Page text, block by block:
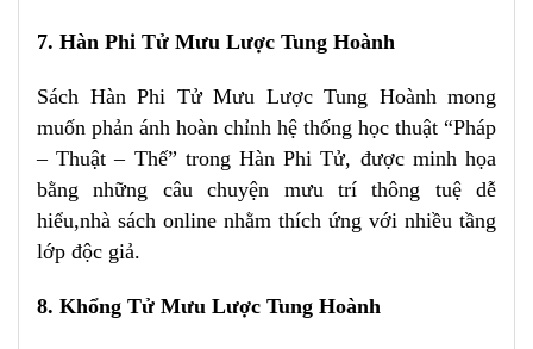
7. Hàn Phi Tử Mưu Lược Tung Hoành
Sách Hàn Phi Tử Mưu Lược Tung Hoành mong
muốn phản ánh hoàn chỉnh hệ thống học thuật “Pháp
– Thuật – Thế” trong Hàn Phi Tử, được minh họa
bằng những câu chuyện mưu trí thông tuệ dễ
hiểu,nhà sách online nhằm thích ứng với nhiều tầng
lớp độc giả.
8. Khổng Tử Mưu Lược Tung Hoành